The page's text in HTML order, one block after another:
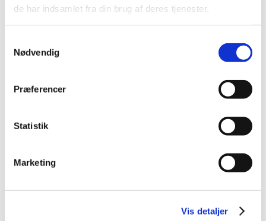
de har indsamlet fra din brug af deres tjenester.
Nødvendig
Præferencer
Statistik
Marketing
Vis detaljer
marts (15)
februar (11)
2025 (158)
2023 (195)
2021 (516)
2018 (150)